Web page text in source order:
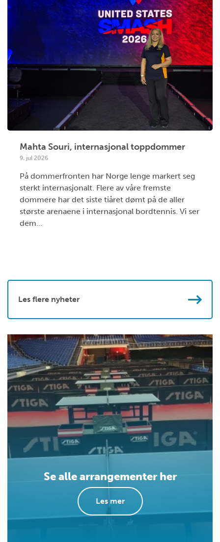
Mahta Souri, internasjonal toppdommer
9. jul 2026
På dommerfronten har Norge lenge markert seg
sterkt internasjonalt. Flere av våre fremste
dommere har det siste tiåret dømt på de aller
største arenaene i internasjonal bordtennis. Vi ser
dem...
Les flere nyheter
Se alle arrangementer her
Les mer